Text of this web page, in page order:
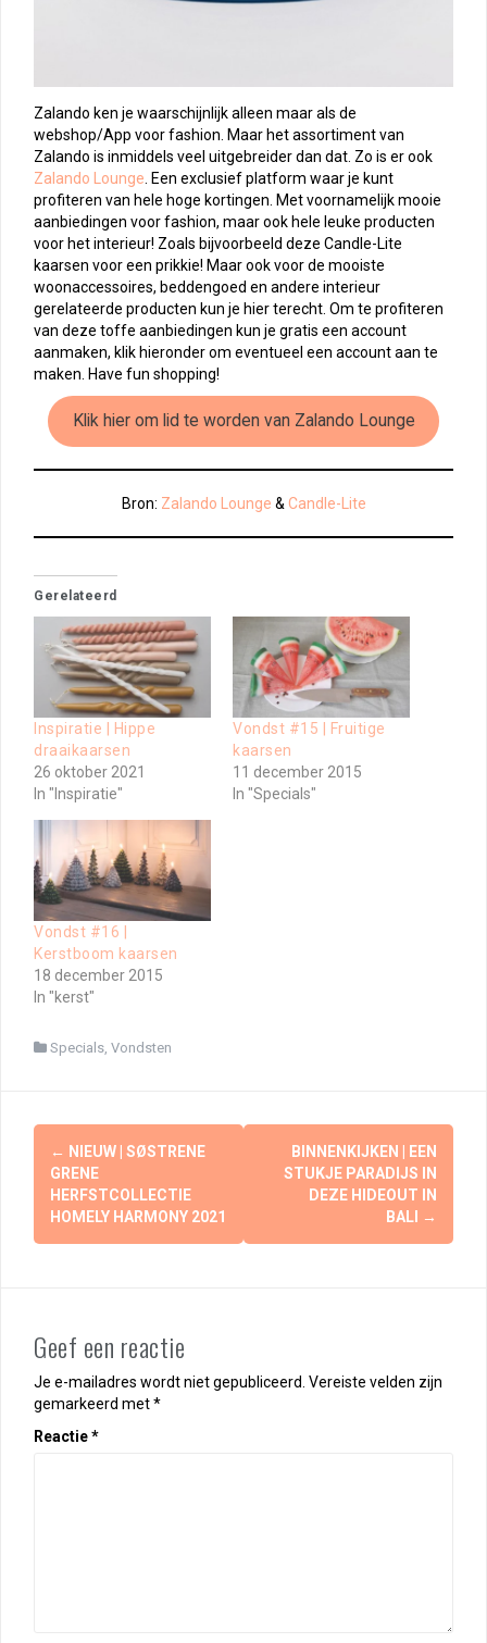
Zalando ken je waarschijnlijk alleen maar als de
webshop/App voor fashion. Maar het assortiment van
Zalando is inmiddels veel uitgebreider dan dat. Zo is er ook
Zalando Lounge . Een exclusief platform waar je kunt
profiteren van hele hoge kortingen. Met voornamelijk mooie
aanbiedingen voor fashion, maar ook hele leuke producten
voor het interieur! Zoals bijvoorbeeld deze Candle-Lite
kaarsen voor een prikkie! Maar ook voor de mooiste
woonaccessoires, beddengoed en andere interieur
gerelateerde producten kun je hier terecht. Om te profiteren
van deze toffe aanbiedingen kun je gratis een account
aanmaken, klik hieronder om eventueel een account aan te
maken. Have fun shopping!
Klik hier om lid te worden van Zalando Lounge
Bron: Zalando Lounge & Candle-Lite
Gerelateerd
Inspiratie | Hippe
draaikaarsen
26 oktober 2021
In "Inspiratie"
Vondst #15 | Fruitige
kaarsen
11 december 2015
In "Specials"
Vondst #16 |
Kerstboom kaarsen
18 december 2015
In "kerst"
Specials Vondsten
Berichtnavigatie
← NIEUW | SØSTRENE
GRENE
HERFSTCOLLECTIE
HOMELY HARMONY 2021
BINNENKIJKEN | EEN
STUKJE PARADIJS IN
DEZE HIDEOUT IN
BALI
→
Geef een reactie
Je e-mailadres wordt niet gepubliceerd. Vereiste velden zijn
gemarkeerd met*
Reactie*